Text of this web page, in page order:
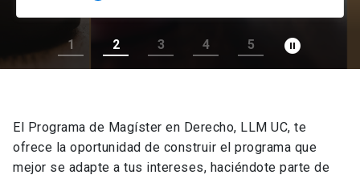
1 2 3 4 5 pause_circle_filled
El Programa de Magíster en Derecho, LLM UC, te
ofrece la oportunidad de construir el programa que
mejor se adapte a tus intereses, haciéndote parte de